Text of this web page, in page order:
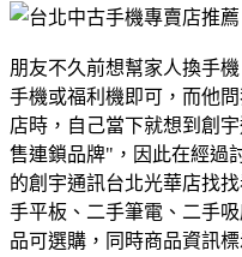
朋友不久前想幫家人換手
手機或福利機即可，而他
店時，自己當下就想到創
售連鎖品牌"，因此在經過
的創宇通訊台北光華店找
手平板、二手筆電、二手
品可選購，同時商品資訊